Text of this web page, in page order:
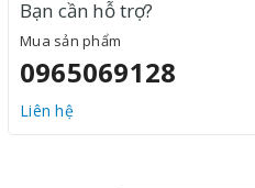
Bạn cần hỗ trợ?
Mua sản phẩm
0965069128
Liên hệ